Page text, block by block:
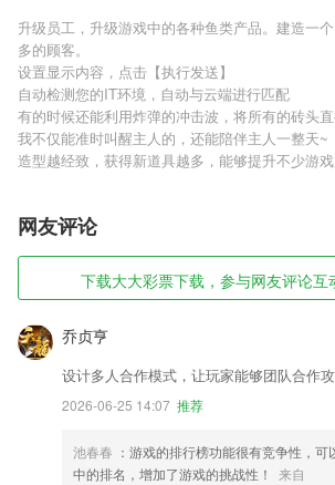
升级员工，升级游戏中的各种鱼类产品。建造一
多的顾客。
设置显示内容，点击【执行发送】
自动检测您的IT环境，自动与云端进行匹配
有的时候还能利用炸弹的冲击波，将所有的砖头直
我不仅能准时叫醒主人的，还能陪伴主人一整天~
造型越经致，获得新道具越多，能够提升不少游戏
网友评论
下载大大彩票下载，参与网友评论互
乔贞亨
设计多人合作模式，让玩家能够团队合作
2026-06-25 14:07 推荐
池春春 ：游戏的排行榜功能很有竞争性，
中的排名，增加了游戏的挑战性！
来自